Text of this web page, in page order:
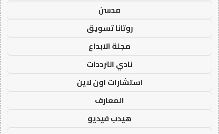
مدسن
روتانا تسويق
مجلة الابداع
نادي الترددات
استشارات اون لاين
المعارف
هيدب فيديو